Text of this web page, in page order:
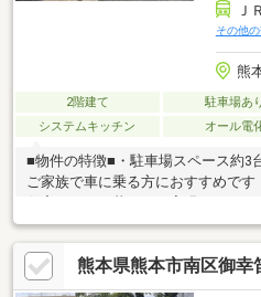
Ｊ
その他
熊
2階建て 駐車場あ
システムキッチン
オール電
■物件の特徴■・駐車場スペース約3
ご家族で車に乗る方におすすめです
ースが充実しているため、荷物の
り良好で閑静な住宅地に立地して
ごしいただけます！・あると嬉し
すね♪■周辺環境■御幸小学校 徒歩
熊本県熊本市南区御幸